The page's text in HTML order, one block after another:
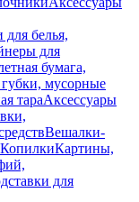
белья,
для
бумага,
мусорные
тараАксессуары
Вешалки-
КопилкиКартины,
для